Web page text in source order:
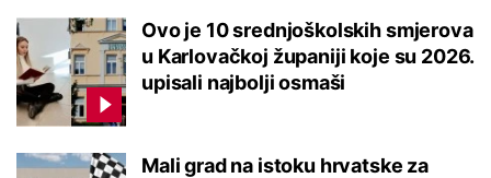
Ovo je 10 srednjoškolskih smjerova
u Karlovačkoj županiji koje su 2026.
upisali najbolji osmaši
Mali grad na istoku hrvatske za